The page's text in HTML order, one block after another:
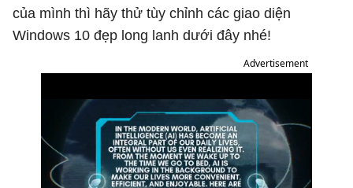
của mình thì hãy thử tùy chỉnh các giao diện
Windows 10 đẹp long lanh dưới đây nhé!
Advertisement